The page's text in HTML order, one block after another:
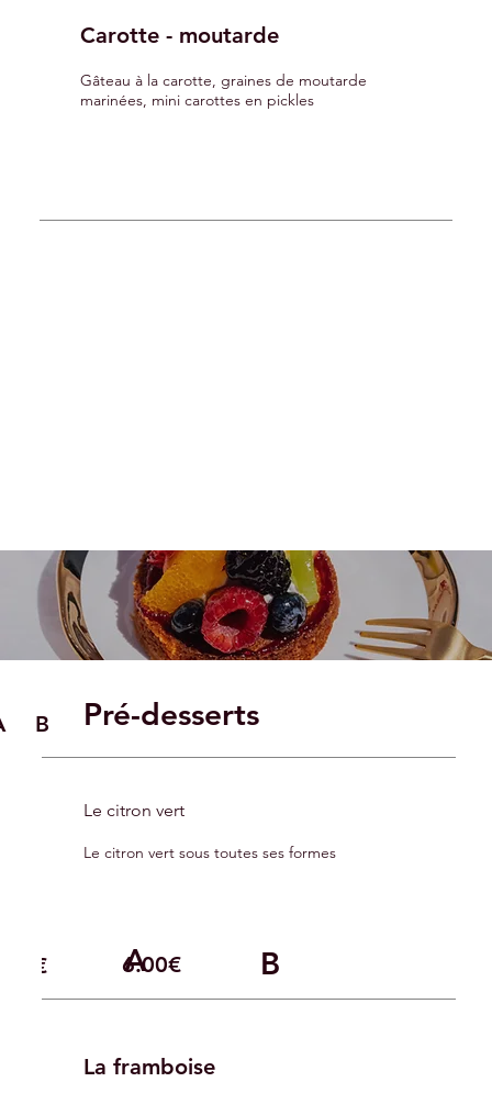
Carotte - moutarde
Gâteau à la carotte, graines de moutarde
marinées, mini carottes en pickles
Pré-desserts
B
Le citron vert
Le citron vert sous toutes ses formes
6.00€
A B
La framboise